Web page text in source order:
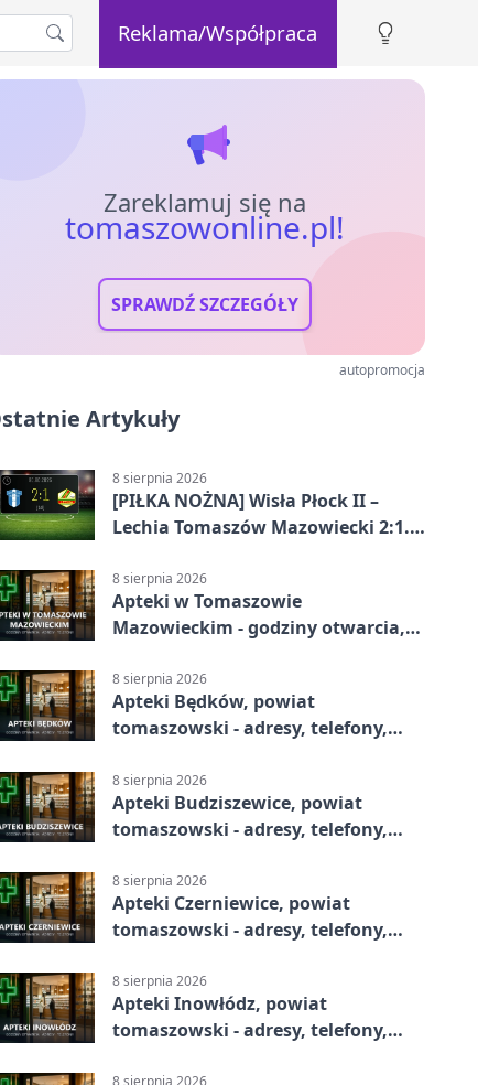
Reklama/Współpraca
Zareklamuj się na
tomaszowonline.pl!
SPRAWDŹ SZCZEGÓŁY
autopromocja
Artykuły
8 sierpnia 2026
[PIŁKA NOŻNA] Wisła Płock II –
Lechia Tomaszów Mazowiecki 2:1.
w Betclic 3. Lidze Grupa 1 (Grupa I)
8 sierpnia 2026
Apteki w Tomaszowie
Mazowieckim - godziny otwarcia,
8 sierpnia 2026
Apteki Będków, powiat
tomaszowski - adresy, telefony,
8 sierpnia 2026
Apteki Budziszewice, powiat
tomaszowski - adresy, telefony,
8 sierpnia 2026
Apteki Czerniewice, powiat
tomaszowski - adresy, telefony,
8 sierpnia 2026
Apteki Inowłódz, powiat
tomaszowski - adresy, telefony,